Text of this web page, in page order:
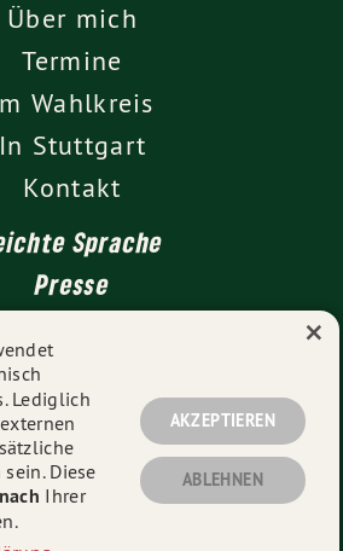
Über mich
Termine
Wahlkreis
In Stuttgart
Kontakt
Sprache
Presse
Impressum
Datenschutz
- Alle Rechte vorbehalten.
Lediglich
Diese
nach Ihrer
AKZEPTIEREN
ABLEHNEN
×